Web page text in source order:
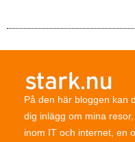
På den här bloggen kan
dig inlägg om mina
inom IT och internet, en